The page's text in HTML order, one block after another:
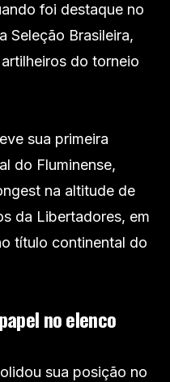
foi destaque no
Seleção Brasileira,
do torneio
sua primeira
do Fluminense,
na altitude de
da Libertadores, em
título continental do
no elenco
sua posição no